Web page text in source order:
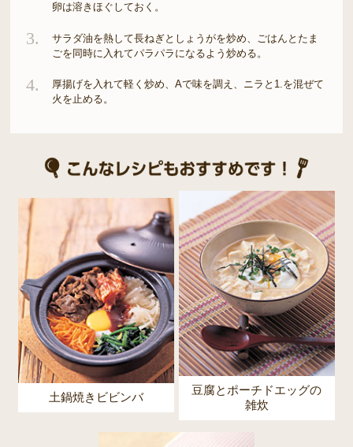
卵は溶きほぐしておく。
3.
サラダ油を熱して長ねぎとしょうがを炒め、ごはんとたま
ごを同時に入れてパラパラになるよう炒める。
4.
厚揚げを入れて軽く炒め、Aで味を調え、ニラと1.を混ぜて
火を止める。
土鍋焼きビビンバ
豆腐とポーチドエッグの
雑炊